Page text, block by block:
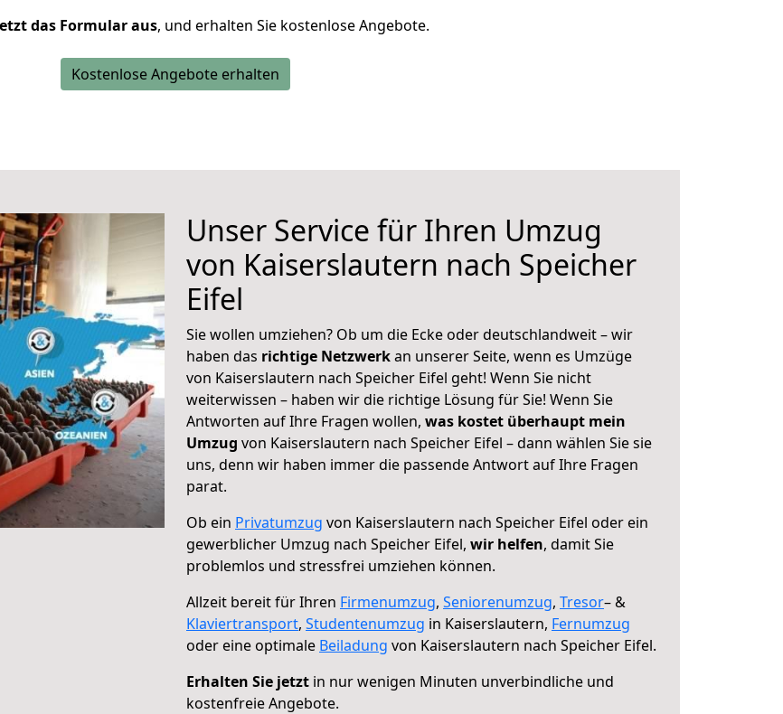
das Formular aus, und erhalten Sie kostenlose Angebote.
Kostenlose Angebote erhalten
Unser Service für Ihren Umzug
von Kaiserslautern nach Speicher
Eifel
Sie wollen umziehen? Ob um die Ecke oder deutschlandweit – wir
haben das richtige Netzwerkan unserer Seite, wenn es Umzüge
von Kaiserslautern nach Speicher Eifel geht! Wenn Sie nicht
weiterwissen – haben wir die richtige Lösung für Sie! Wenn Sie
Antworten auf Ihre Fragen wollen, was kostet überhaupt mein
Umzug von Kaiserslautern nach Speicher Eifel – dann wählen Sie sie
uns, denn wir haben immer die passende Antwort auf Ihre Fragen
parat.
Ob ein Privatumzug von Kaiserslautern nach Speicher Eifel oder ein
gewerblicher Umzug nach Speicher Eifel, wir helfen, damit Sie
problemlos und stressfrei umziehen können.
Allzeit bereit für Ihren Firmenumzug, Seniorenumzug, Tresor– &
Klaviertransport, Studentenumzug in Kaiserslautern, Fernumzug
oder eine optimale Beiladung von Kaiserslautern nach Speicher Eifel.
Erhalten Sie jetzt in nur wenigen Minuten unverbindliche und
kostenfreie Angebote.